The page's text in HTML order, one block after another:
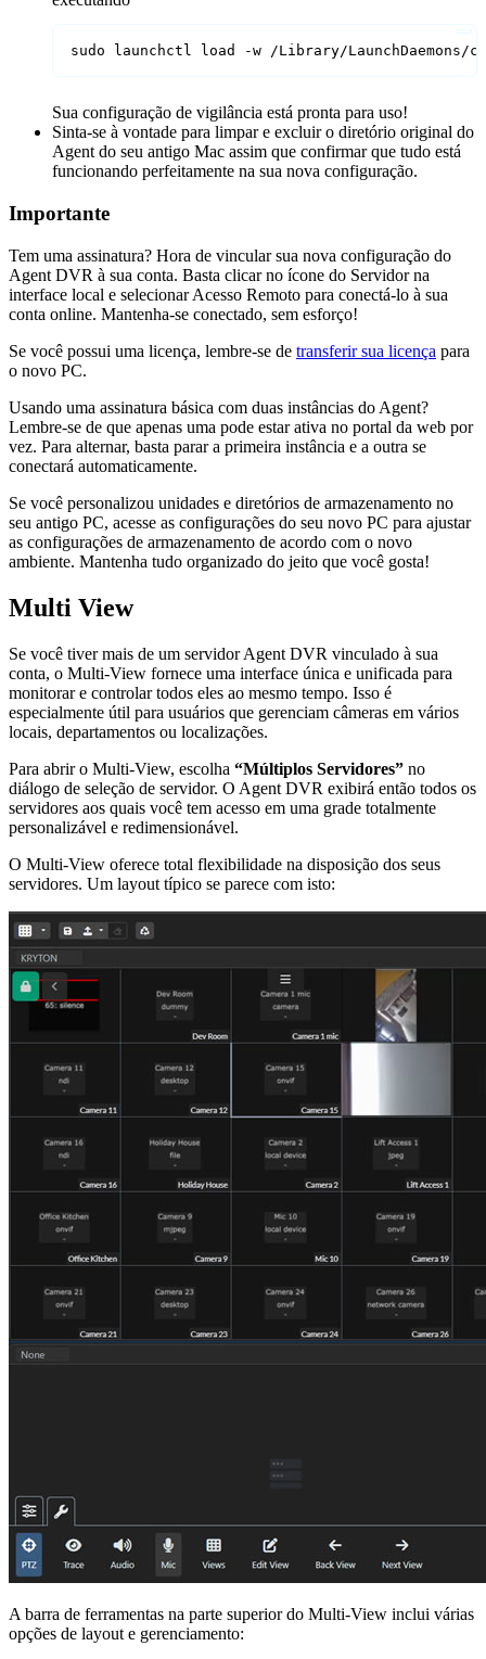
sudo launchctl load -w /Library/
Sua configuração de vigilância está pronta para uso!
Sinta-se à vontade para limpar e excluir o diretório original do
Agent do seu antigo Mac assim que confirmar que tudo está
funcionando perfeitamente na sua nova configuração.
Importante
Tem uma assinatura? Hora de vincular sua nova configuração do
Agent DVR à sua conta. Basta clicar no ícone do Servidor na
interface local e selecionar Acesso Remoto para conectá-lo à sua
conta online. Mantenha-se conectado, sem esforço!
Se você possui uma licença, lembre-se de transferir sua licença para
o novo PC.
Usando uma assinatura básica com duas instâncias do Agent?
Lembre-se de que apenas uma pode estar ativa no portal da web por
vez. Para alternar, basta parar a primeira instância e a outra se
conectará automaticamente.
Se você personalizou unidades e diretórios de armazenamento no
seu antigo PC, acesse as configurações do seu novo PC para ajustar
as configurações de armazenamento de acordo com o novo
ambiente. Mantenha tudo organizado do jeito que você gosta!
Multi View
Se você tiver mais de um servidor Agent DVR vinculado à sua
conta, o Multi-View fornece uma interface única e unificada para
monitorar e controlar todos eles ao mesmo tempo. Isso é
especialmente útil para usuários que gerenciam câmeras em vários
locais, departamentos ou localizações.
Para abrir o Multi-View, escolha “Múltiplos Servidores” no
diálogo de seleção de servidor. O Agent DVR exibirá então todos os
servidores aos quais você tem acesso em uma grade totalmente
personalizável e redimensionável.
O Multi-View oferece total flexibilidade na disposição dos seus
servidores. Um layout típico se parece com isto:
A barra de ferramentas na parte superior do Multi-View inclui várias
opções de layout e gerenciamento: